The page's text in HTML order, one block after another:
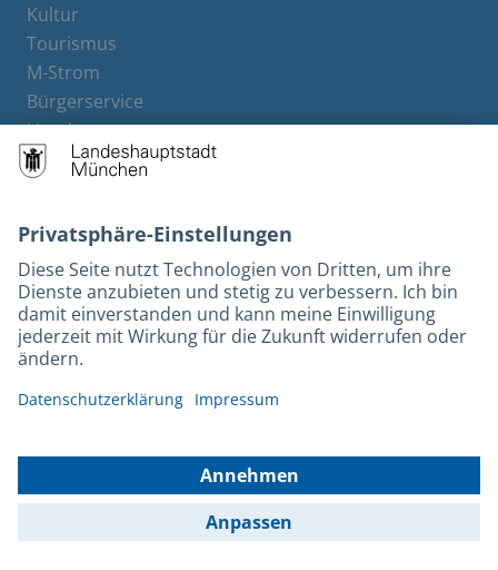
Kultur
Tourismus
M-Strom
Bürgerservice
Hotels
Barrierefreiheit
Leichte Sprache
Gebärdensprache
Datenschutz
Impressum
© 2026 Portal München Betriebs GmbH & Co. KG - Ein Service der
Landeshauptstadt München und der Stadtwerke München GmbH